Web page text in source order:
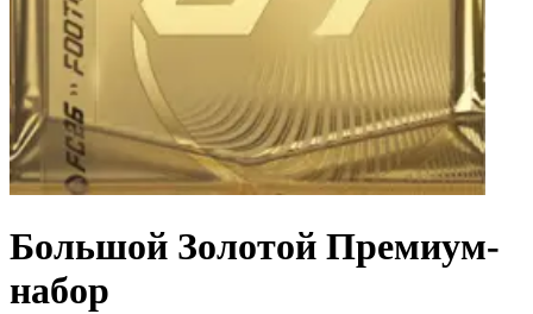
Большой Золотой Премиум-
набор